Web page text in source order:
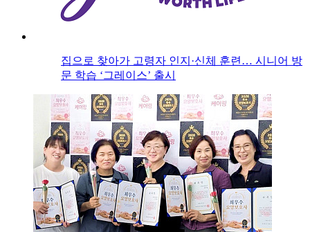
집으로 찾아가 고령자 인지·신체 훈련… 시니어 방
문 학습 ‘그레이스’ 출시